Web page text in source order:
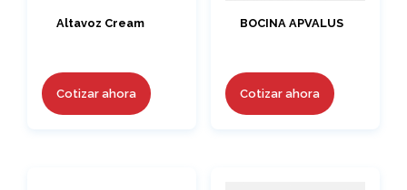
Altavoz Cream
Cotizar ahora
BOCINA APVALUS
Cotizar ahora